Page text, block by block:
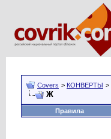
Covers > КОНВЕРТЫ >
Ж
Правила